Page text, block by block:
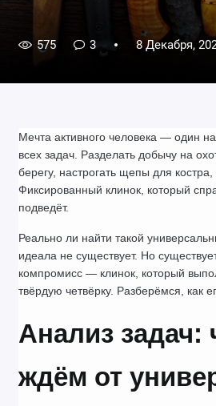
575 3 8 Декабря,
Мечта активного человека — один
всех задач. Разделать добычу на
берегу, настрогать щепы для костра,
Фиксированный клинок, который
подведёт.
Реально ли найти такой
идеала не существует. Но
компромисс — клинок, который
твёрдую четвёрку. Разберёмся, как
Анализ задач:
ждём от